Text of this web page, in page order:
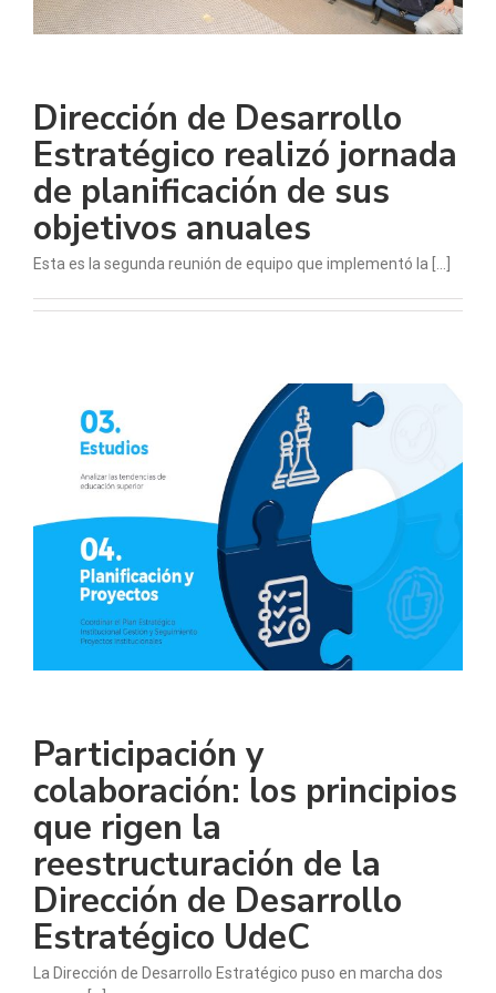
Dirección de Desarrollo
Estratégico realizó jornada
de planificación de sus
objetivos anuales
Esta es la segunda reunión de equipo que implementó la [...]
Participación y
colaboración: los principios
que rigen la
reestructuración de la
Dirección de Desarrollo
Estratégico UdeC
La Dirección de Desarrollo Estratégico puso en marcha dos